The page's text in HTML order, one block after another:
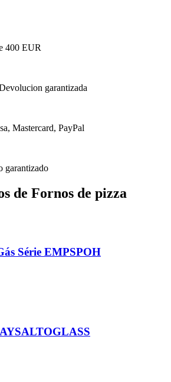
400 EUR
garantizada
Mastercard, PayPal
garantizado
de Fornos de pizza
Série EMPSPOH